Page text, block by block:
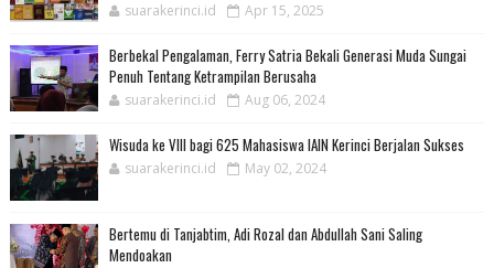
suarakerinci.id Apr 15, 2025
Berbekal Pengalaman, Ferry Satria Bekali Generasi Muda Sungai
Penuh Tentang Ketrampilan Berusaha
suarakerinci.id Aug 06, 2024
Wisuda ke VIII bagi 625 Mahasiswa IAIN Kerinci Berjalan Sukses
suarakerinci.id May 02, 2024
Bertemu di Tanjabtim, Adi Rozal dan Abdullah Sani Saling
Mendoakan